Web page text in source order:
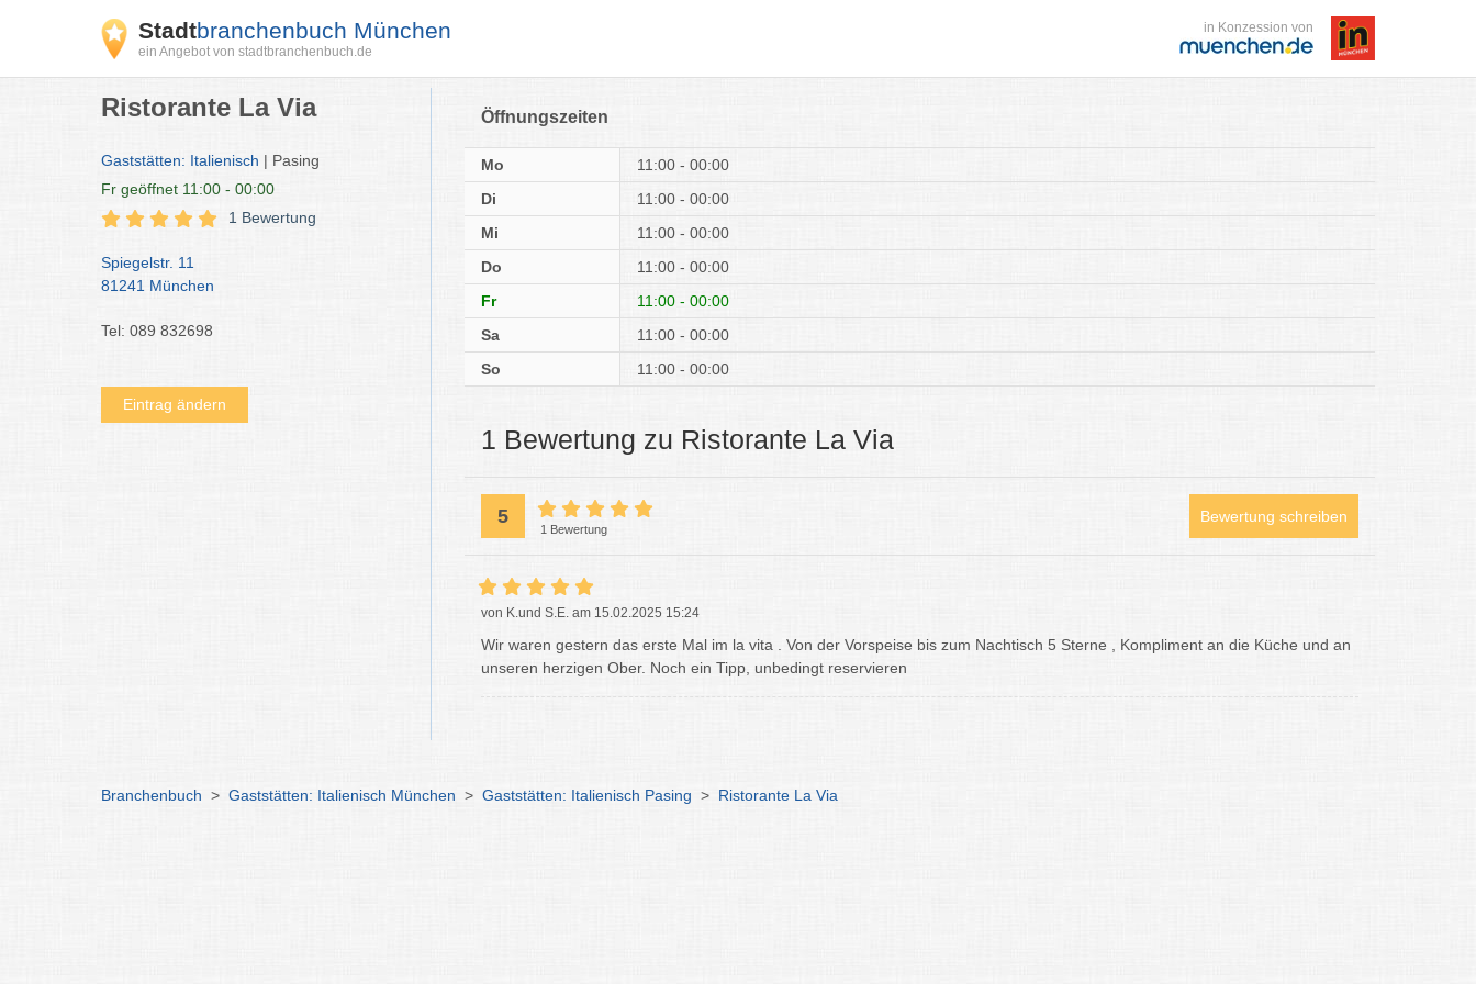
Stadtbranchenbuch München
ein Angebot von stadtbranchenbuch.de
in Konzession von
Ristorante La Via
Gaststätten: Italienisch | Pasing
Fr geöffnet 11:00 - 00:00
1 Bewertung
Spiegelstr. 11
81241 München
Tel: 089 832698
Eintrag ändern
Öffnungszeiten
Mo
11:00 - 00:00
Di
11:00 - 00:00
Mi
11:00 - 00:00
Do
11:00 - 00:00
Fr
11:00 - 00:00
Sa
11:00 - 00:00
So
11:00 - 00:00
1 Bewertung zu Ristorante La Via
5
1 Bewertung
Bewertung schreiben
von K.und S.E. am 15.02.2025 15:24
Wir waren gestern das erste Mal im la vita . Von der Vorspeise bis zum Nachtisch 5 Sterne , Kompliment an die Küche und an
unseren herzigen Ober. Noch ein Tipp, unbedingt reservieren
Branchenbuch > Gaststätten: Italienisch München > Gaststätten: Italienisch Pasing > Ristorante La Via